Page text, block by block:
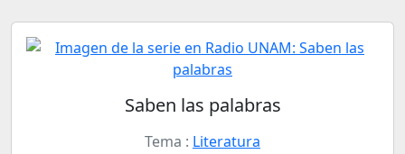
Saben las palabras
Tema : Literatura